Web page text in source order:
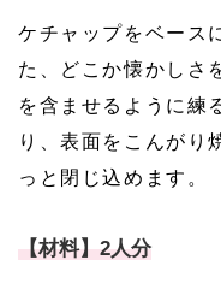
ケチャップをベース
た、どこか懐かしさ
を含ませるように練
り、表面をこんがり
っと閉じ込めます。
【材料】2人分